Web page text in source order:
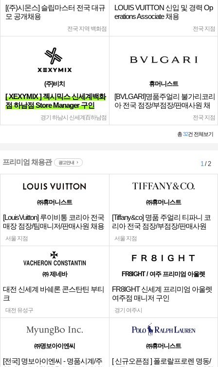
[(주)시몬스] 슬립마스터 전국 대규
모 공개채용
전국 지역 백화점
LOUIS VUITTON 신입 및 경력 Op
erations Associate 채용
전국 지점
(주)비치
[ XEXYMIX ] 젝시믹스 신세계백화
점 하남점 Store Manager 구인
경기 하남시 신세계百하남점
휴머니스트
[BVLGARI]명품주얼리 불가리코리
아 전국 점장/부점장/판매사원 채
전국 지점
총32건 전체보기
프리미엄 채용관 광고안내 1/ 2
㈜휴머니스트
[LouisVuitton] 루이비통 코리아 전국
매장 점장/팀매니저/판매사원 채용
서울 지점
㈜휴머니스트
[Tiffany&co] 명품 주얼리 티파니 코
리아 전국 점장/부점장/판매사원
서울 지점
㈜ 제네바
대전 신세계 바쉐론 콘스탄틴 부티
크
대전 유성구
FR8IGHT / 여주 프리미엄 아울렛
FR8IGHT 신세계 프리미엄 아울렛
여주점 매니저 구인
경기 여주시
㈜명보아이엔씨
[전국] 명보아이엔씨 - 명품시계/주
㈜휴머니스트
[ 신규오픈점 ] 폴로랄프로렌 명동/